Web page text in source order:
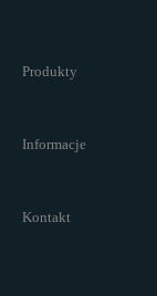
Produkty
Informacje
Kontakt